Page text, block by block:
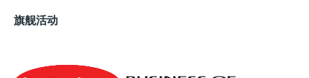
旗舰活动